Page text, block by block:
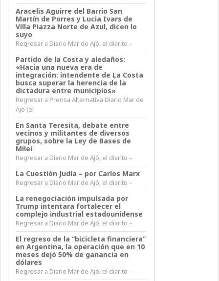
Aracelis Aguirre del Barrio San
Martín de Porres y Lucia Ivars de
Villa Piazza Norte de Azul, dicen lo
suyo
Regresar a Diario Mar de Ajó, el diarito –
Partido de la Costa y aledaños:
«Hacia una nueva era de
integración: intendente de La Costa
busca superar la herencia de la
dictadura entre municipios»
Regresar a Prensa Alternativa Diario Mar de
Ajo (el
En Santa Teresita, debate entre
vecinos y militantes de diversos
grupos, sobre la Ley de Bases de
Milei
Regresar a Diario Mar de Ajó, el diarito –
La Cuestión Judía – por Carlos Marx
Regresar a Diario Mar de Ajó, el diarito –
La renegociación impulsada por
Trump intentara fortalecer el
complejo industrial estadounidense
Regresar a Diario Mar de Ajó, el diarito –
El regreso de la “bicicleta financiera”
en Argentina, la operación que en 10
meses dejó 50% de ganancia en
dólares
Regresar a Diario Mar de Ajó, el diarito –